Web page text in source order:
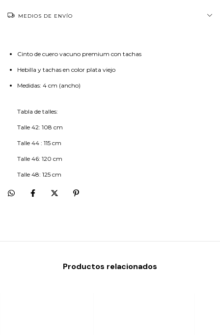
MEDIOS DE ENVÍO
Cinto de cuero vacuno premium con tachas
Hebilla y tachas en color plata viejo
Medidas: 4 cm (ancho)
Tabla de talles:
Talle 42: 108 cm
Talle 44 : 115 cm
Talle 46: 120 cm
Talle 48: 125 cm
Productos relacionados